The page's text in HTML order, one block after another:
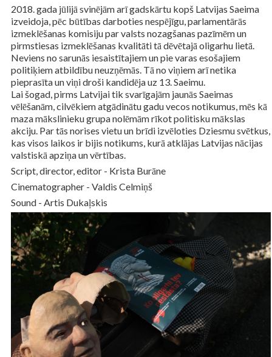
2018. gada jūlijā svinējām arī gadskārtu kopš Latvijas Saeima
izveidoja, pēc būtības darboties nespējīgu, parlamentārās
izmeklēšanas komisiju par valsts nozagšanas pazīmēm un
pirmstiesas izmeklēšanas kvalitāti tā dēvētajā oligarhu lietā.
Neviens no sarunās iesaistītajiem un pie varas esošajiem
politiķiem atbildību neuzņēmās. Tā no viņiem arī netika
pieprasīta un viņi droši kandidēja uz 13. Saeimu.
Lai šogad, pirms Latvijai tik svarīgajām jaunās Saeimas
vēlēšanām, cilvēkiem atgādinātu gadu vecos notikumus, mēs kā
maza mākslinieku grupa nolēmām rīkot politisku mākslas
akciju. Par tās norises vietu un brīdi izvēloties Dziesmu svētkus,
kas visos laikos ir bijis notikums, kurā atklājas Latvijas nācijas
valstiskā apziņa un vērtības.
Script, director, editor - Krista Burāne
Cinematographer - Valdis Celmiņš
Sound - Artis Dukaļskis